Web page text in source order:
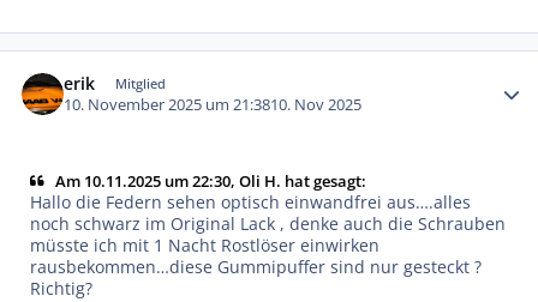
erik Mitglied
10. November 2025 um 21:3810. Nov 2025
Am 10.11.2025 um 22:30, Oli H. hat gesagt:
Hallo die Federn sehen optisch einwandfrei aus….alles
noch schwarz im Original Lack , denke auch die Schrauben
müsste ich mit 1 Nacht Rostlöser einwirken
rausbekommen…diese Gummipuffer sind nur gesteckt ?
Richtig?